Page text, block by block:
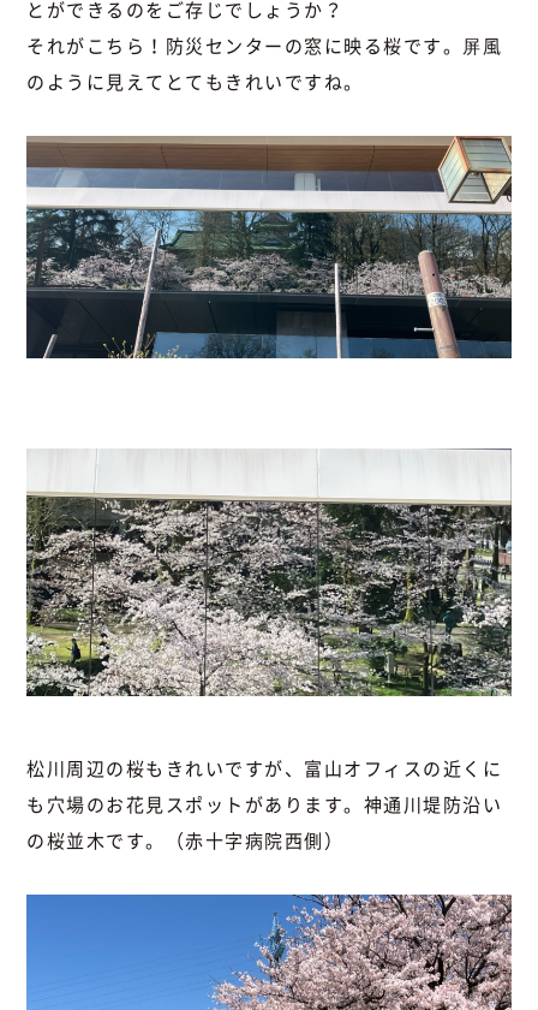
とができるのをご存じでしょうか？
それがこちら！防災センターの窓に映る桜です。屏風
のように見えてとてもきれいですね。
松川周辺の桜もきれいですが、富山オフィスの近くに
も穴場のお花見スポットがあります。神通川堤防沿い
の桜並木です。（赤十字病院西側）